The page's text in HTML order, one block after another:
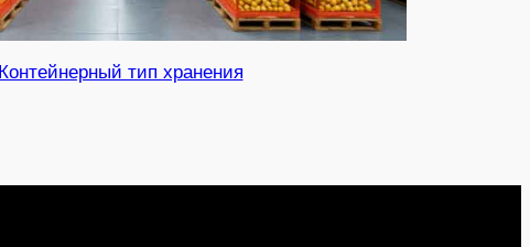
Контейнерный тип хранения